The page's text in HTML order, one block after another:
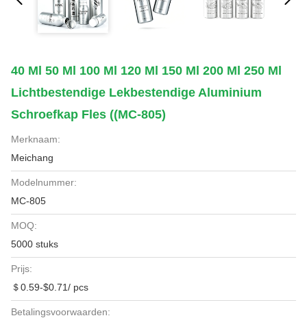
40 Ml 50 Ml 100 Ml 120 Ml 150 Ml 200 Ml 250 Ml
Lichtbestendige Lekbestendige Aluminium
Schroefkap Fles ((MC-805)
Merknaam:
Meichang
Modelnummer:
MC-805
MOQ:
5000 stuks
Prijs:
＄0.59-$0.71/ pcs
Betalingsvoorwaarden: